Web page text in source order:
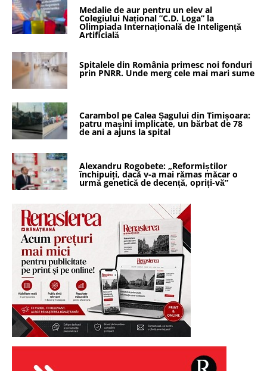
Medalie de aur pentru un elev al
Colegiului Național ”C.D. Loga” la
Olimpiada Internațională de Inteligență
Artificială
Spitalele din România primesc noi fonduri
prin PNRR. Unde merg cele mai mari sume
Carambol pe Calea Șagului din Timișoara:
patru mașini implicate, un bărbat de 78
de ani a ajuns la spital
Alexandru Rogobete: „Reformiștilor
închipuiți, dacă v-a mai rămas măcar o
urmă genetică de decență, opriți-vă”